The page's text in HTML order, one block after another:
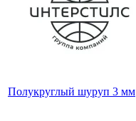
Полукруглый шуруп 3 мм